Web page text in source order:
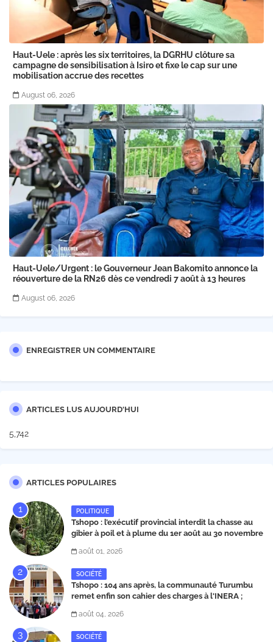
Haut-Uele : après les six territoires, la DGRHU clôture sa
campagne de sensibilisation à Isiro et fixe le cap sur une
mobilisation accrue des recettes
August 06, 2026
Haut-Uele/Urgent : le Gouverneur Jean Bakomito annonce la
réouverture de la RN26 dès ce vendredi 7 août à 13 heures
August 06, 2026
ENREGISTRER UN COMMENTAIRE
ARTICLES LUS AUJOURD'HUI
5,742
ARTICLES POPULAIRES
POLITIQUE
Tshopo : l’exécutif provincial interdit la chasse au
gibier à poil et à plume du 1er août au 30 novembre
août 01, 2026
SOCIÉTÉ
Tshopo : 104 ans après, la communauté Turumbu
remet enfin son cahier des charges à l'INERA ;
août 04, 2026
SOCIÉTÉ